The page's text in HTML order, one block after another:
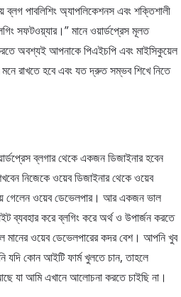
ব্লগ পাবলিশিং অ্যাপলিকেশনস এবং শক্তিশালী
সফটওয়্যার।” মানে ওয়ার্ডপ্রেস মূলত
অবশ্যই আপনাকে পিএইচপি এবং মাইসিকুয়েল
রাখতে হবে এবং যত দ্রুত সম্ভব শিখে নিতে
ব্লগার থেকে একজন ডিজাইনার হবেন
নিজেকে ওয়েব ডিজাইনার থেকে ওয়েব
গেলেন ওয়েব ডেভেলপার। আর একজন ভাল
ব্যবহার করে ব্লগিং করে অর্থ ও উপার্জন করতে
মানের ওয়েব ডেভেলপারের কদর বেশ। আপনি খুব
যদি কোন আইটি ফার্ম খুলতে চান, তাহলে
যা আমি এখানে আলোচনা করতে চাইছি না।